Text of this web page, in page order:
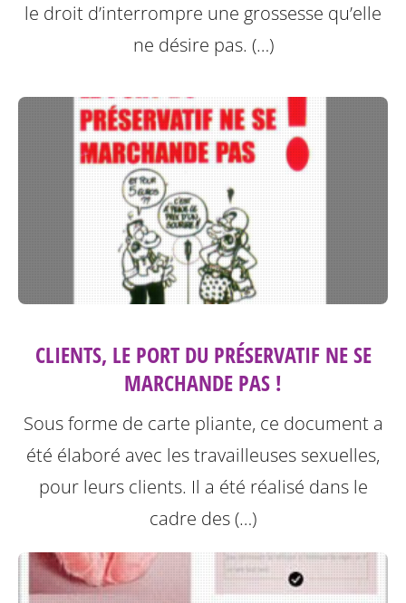
le droit d’interrompre une grossesse qu’elle
ne désire pas. (…)
CLIENTS, LE PORT DU PRÉSERVATIF NE SE
MARCHANDE PAS !
Sous forme de carte pliante, ce document a
été élaboré avec les travailleuses sexuelles,
pour leurs clients. Il a été réalisé dans le
cadre des (…)